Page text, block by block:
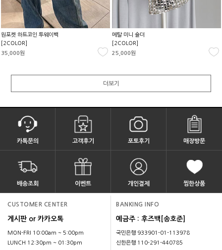
원포켓 하트코인 투웨이백
[2COLOR]
35,000원
메탈 미니 숄더
[2COLOR]
25,000원
더보기
카톡문의 고객후기 포토후기 매장방문
배송조회 이벤트 개인결제 찜한상품
CUSTOMER CENTER
게시판 or 카카오톡
MON-FRI 10:00am ~ 5:00pm
LUNCH 12:30pm ~ 01:30pm
BANKING INFO
예금주 : 후즈백[송호준]
국민은행 933901-01-113978
신한은행 110-291-440785